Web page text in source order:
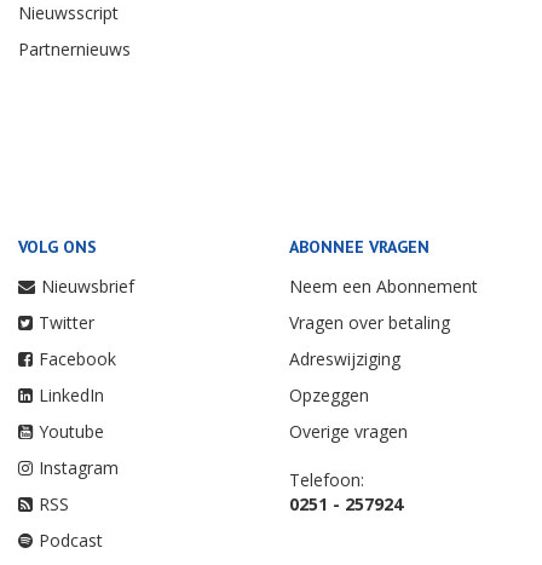
Nieuwsscript
Partnernieuws
VOLG ONS
Nieuwsbrief
Twitter
Facebook
LinkedIn
Youtube
Instagram
RSS
Podcast
ABONNEE VRAGEN
Neem een Abonnement
Vragen over betaling
Adreswijziging
Opzeggen
Overige vragen
Telefoon:
0251 - 257924